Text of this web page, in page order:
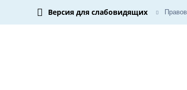
Версия для слабовидящих